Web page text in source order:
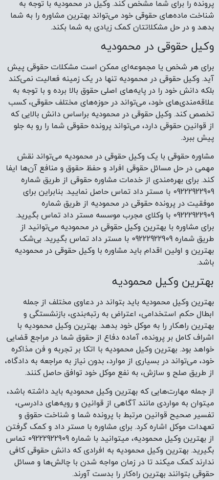
پرونده را برای شما مشخص کند. وکیل در محمودیه با توجه به
شناخت ماده‌های حقوقی خود می‌تواند بهترین مشاوره را به شما
بدهد و در حل مشکلاتتان کمک زیادی به شما بکند.
وکیل حقوقی در محمودیه
برای هر شخص یا مجموعه‌ای ممکن است مشکلات حقوقی پیش
آید. وکیل حقوقی در محمودیه تنها در یک زمینه فعالیت نمی‌کند
بلکه دانش خود را در پایه‌های اصلی حقوق بالا برده و با توجه به
علاقه‌مندی‌های خود، می‌تواند در حوزه‌های مختلف حقوقی، کسب
تخصص کند. وکیل حقوقی در محمودیه براساس دانش بالایی که
از قوانین حقوقی دارد، می‌تواند پرونده حقوقی شما را رو به جلو
پیش ببرد.
مشاوره حقوقی با یک وکیل حقوقی در محمودیه می‌تواند نقش
مهمی در حل مسائل حقوقی افراد و حفظ حقوق و منافع آن‌ها ایفا
کند. برای بهره‌مندی از خدمات مشاوره حقوقی از طریق شماره
09222922909 با مستر داد تماس حاصل نمایید. بنابراین برای
موفقیت در پرونده حقوقی در محمودیه از طریق شماره
09222922909 با وکلای مجرب موسسه مستر داد تماس بگیرید.
برای مشاوره با بهترین وکیل حقوقی در محمودیه می‌توانید از
طریق شماره ‌09222922909 با مستر داد تماس بگیرید. بی‌شک
بهترین و اولین اقدام باید مشاوره با وکیل حقوقی در محمودیه
باشد.
بهترین وکیل محمودیه
بهترین وکیل محمودیه باید بتواند در دعاوی مختلف از جمله
ابطال حکم استخدامی، اعتراض به رتبه‌بندی، بازنشستگی و
بهترین راهکار را به موکل خود بدهد. بهترین وکیل محمودیه با
اشراف کامل بر پرونده، آماده دفاع از حقوق شما در مراجع قضایی
خواهد بود. بهترین وکیل محمودیه با اتکا بر تجربه و فن مذاکره
خود، می‌تواند در بسیاری از موارد، بدون نیاز به مراجعه به دادگاه،
از طریق صلح و سازش، به نفع موکل خود توافق حاصل کنند.
از جمله مهارت‌هایی که بهترین وکیل محمودیه باید داشته باشد،
میتوان به مواردی مانند آگاهی از قوانین و رویه‌های دادرسی،
تفسیر صحیح قوانین مرتبط با پرونده شما و شناخت حقوق و
تعهدات موکل اشاره کرد. برای مشاوره با مستر داد و کمک گرفتن
از بهترین وکیل محمودیه، میتوانید با شماره 09222922909 تماس
بگیرید. بهترین وکیل محمودیه به افرادی که دانش حقوقی کافی
ندارند کمک میکند تا در زمان مواجه شدن با چالش‌ها و مسائل
حقوقی بتوانند بهترین راه‌کار را بدست آورند.